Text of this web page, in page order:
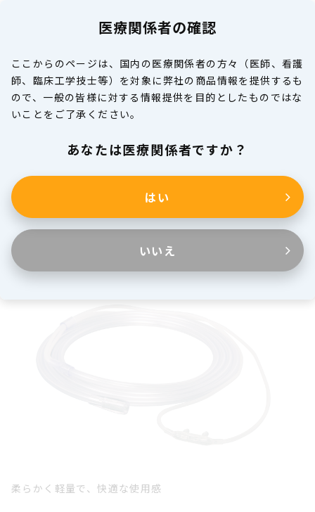
製品情報
医療関係者の皆様へ
酸素投与製品
鼻腔カニューラ
柔らかく軽量で、快適な使用感
医療関係者の確認
ここからのページは、国内の医療関係者の方々（医師、看護
師、臨床工学技士等）を対象に弊社の商品情報を提供するも
ので、一般の皆様に対する情報提供を目的としたものではな
いことをご了承ください。
あなたは医療関係者ですか？
いいえ
はい